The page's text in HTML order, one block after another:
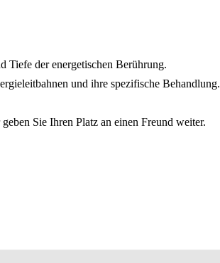
Tiefe der energetischen Berührung.
und ihre spezifische Behandlung.
Sie Ihren Platz an einen Freund weiter.